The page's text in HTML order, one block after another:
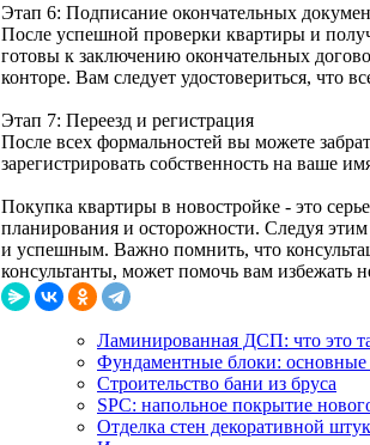
Этап 6: Подписание окончательных
После успешной проверки квартиры и
готовы к заключению окончательных
конторе. Вам следует удостовериться, что
Этап 7: Переезд и регистрация
После всех формальностей вы можете
зарегистрировать собственность на ваше
Покупка квартиры в новостройке - это
планирования и осторожности. Следуя
и успешным. Важно помнить, что
консультанты, может помочь вам избежать
Ламинированная ДСП: что это
Фундаментные блоки: основные
Строительство бани из бруса
SPC: напольное покрытие
Отделка стен декоративной